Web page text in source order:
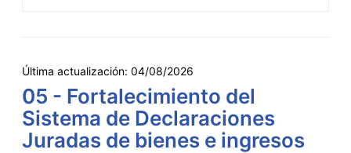
Última actualización: 04/08/2026
05 - Fortalecimiento del
Sistema de Declaraciones
Juradas de bienes e ingresos